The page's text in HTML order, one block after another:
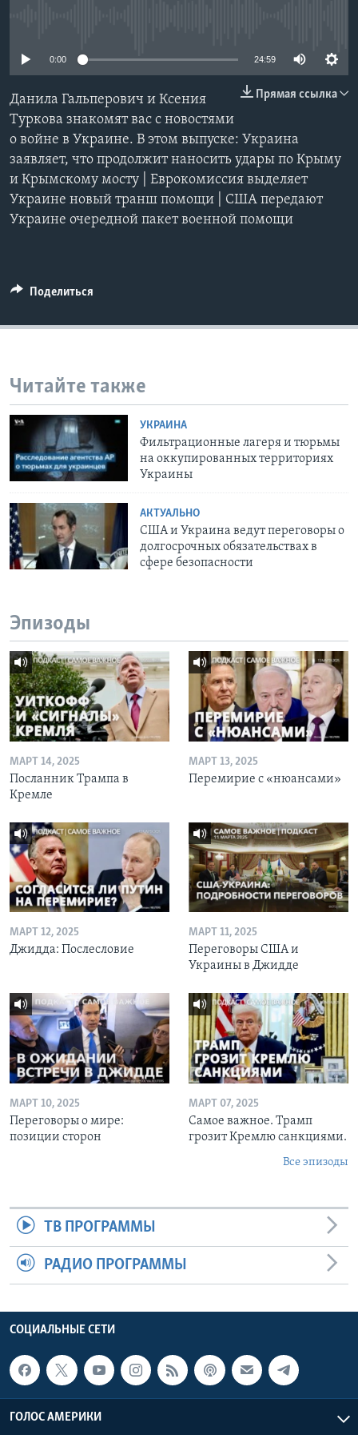
Языки
0:00 24:59
Прямая ссылка
Данила Гальперович и Ксения
Туркова знакомят вас с новостями
о войне в Украине. В этом выпуске: Украина
заявляет, что продолжит наносить удары по Крыму
и Крымскому мосту | Еврокомиссия выделяет
Украине новый транш помощи | США передают
Украине очередной пакет военной помощи
Поделиться
Читайте также
УКРАИНА
Фильтрационные лагеря и тюрьмы
на оккупированных территориях
Украины
АКТУАЛЬНО
США и Украина ведут переговоры о
долгосрочных обязательствах в
сфере безопасности
Эпизоды
МАРТ 14, 2025
Посланник Трампа в
Кремле
МАРТ 13, 2025
Перемирие с «нюансами»
МАРТ 12, 2025
Джидда: Послесловие
МАРТ 11, 2025
Переговоры США и
Украины в Джидде
МАРТ 10, 2025
Переговоры о мире:
позиции сторон
МАРТ 07, 2025
Самое важное. Трамп
грозит Кремлю санкциями.
Все эпизоды
ТВ ПРОГРАММЫ
РАДИО ПРОГРАММЫ
СОЦИАЛЬНЫЕ СЕТИ
ГОЛОС АМЕРИКИ